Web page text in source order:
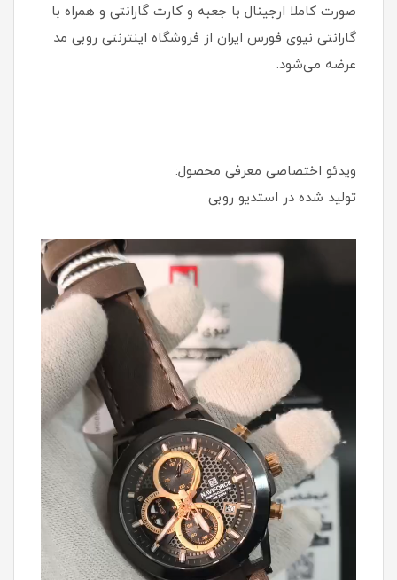
صورت کاملا ارجینال با جعبه و کارت گارانتی و همراه با
گارانتی نیوی فورس ایران از فروشگاه اینترنتی روبی مد
عرضه می‌شود.
ویدئو اختصاصی معرفی محصول:
تولید شده در استدیو روبی